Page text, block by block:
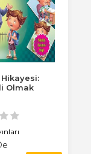
Olmak